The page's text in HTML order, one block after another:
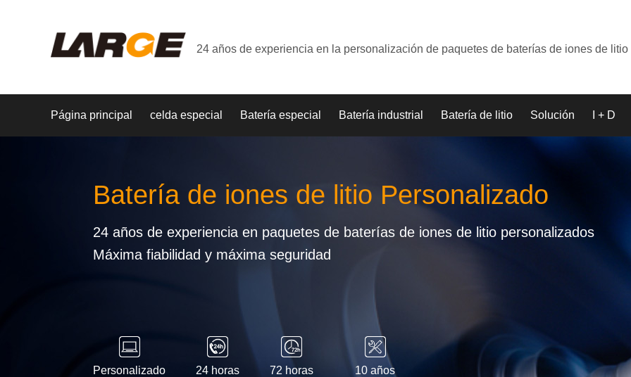
24 años de experiencia en la personalización de paquetes de baterías de iones de litio
Página principal celda especial Batería especial Batería industrial Batería de litio Solución I + D
Batería de iones de litio Personalizado
24 años de experiencia en paquetes de baterías de iones de litio personalizados
Máxima fiabilidad y máxima seguridad
Personalizado
24 horas
72 horas
10 años